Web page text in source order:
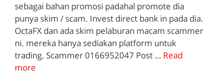
sebagai bahan promosi padahal promote dia
punya skim / scam. Invest direct bank in pada dia.
OctaFX dan ada skim pelaburan macam scammer
ni. mereka hanya sediakan platform untuk
trading. Scammer 0166952047 Post … Read
more